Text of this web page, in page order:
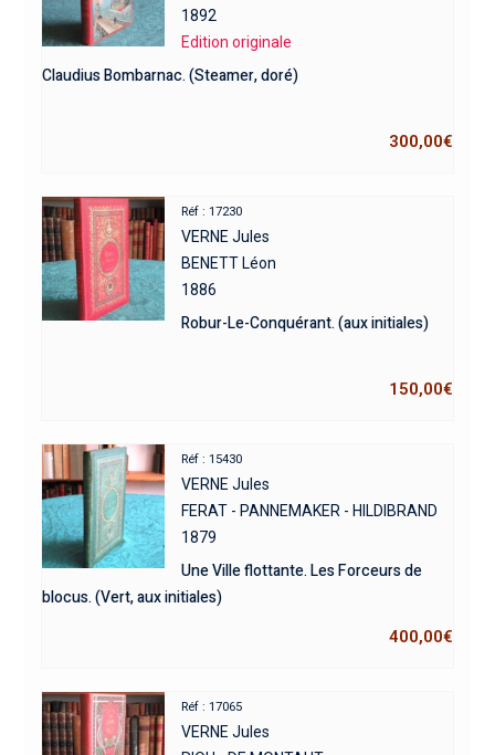
1892
Edition originale
Claudius Bombarnac. (Steamer, doré)
300,00€
Réf : 17230
VERNE Jules
BENETT Léon
1886
Robur-Le-Conquérant. (aux initiales)
150,00€
Réf : 15430
VERNE Jules
FERAT - PANNEMAKER - HILDIBRAND
1879
Une Ville flottante. Les Forceurs de
blocus. (Vert, aux initiales)
400,00€
Réf : 17065
VERNE Jules